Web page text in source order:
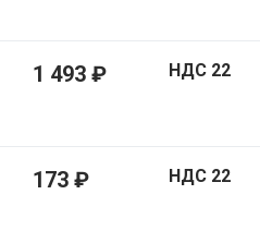
1 493 ₽ НДС 22
173 ₽ НДС 22